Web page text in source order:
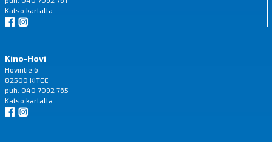
Katso kartalta
Kino-Hovi
Hovintie 6
82500 KITEE
puh. 040 7092 765
Katso kartalta